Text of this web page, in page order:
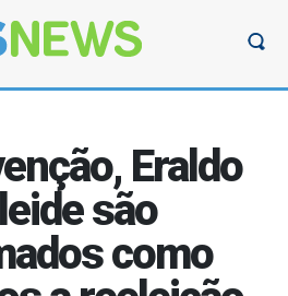
Eraldo
são
como